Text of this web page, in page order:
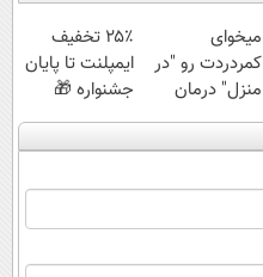
میخوای
کمردردت رو "در
منزل" درمان
کنی؟ (◂فیلم +
◂پرسش‌نامه)
۲۵٪ تخفیف
ایمپلنت تا پایان
جشنواره 🎁